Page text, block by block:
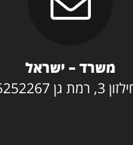
משרד – ישראל
גן 5252267